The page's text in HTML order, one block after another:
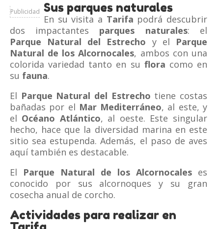
Publicidad Sus parques naturales
En su visita a Tarifa podrá descubrir
dos impactantes parques naturales: el
Parque Natural del Estrecho y el Parque
Natural de los Alcornocales, ambos con una
colorida variedad tanto en su flora como en
su fauna.
El Parque Natural del Estrecho tiene costas
bañadas por el Mar Mediterráneo, al este, y
el Océano Atlántico, al oeste. Este singular
hecho, hace que la diversidad marina en este
sitio sea estupenda. Además, el paso de aves
aquí también es destacable.
El Parque Natural de los Alcornocaleses
conocido por sus alcornoques y su gran
cosecha anual de corcho.
Actividades para realizar en